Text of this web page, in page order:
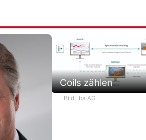
Coils zählen
Bild: iba AG